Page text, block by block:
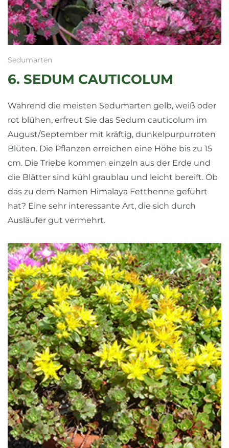
Sedumarten
6. SEDUM CAUTICOLUM
Während die meisten Sedumarten gelb, weiß oder
rot blühen, erfreut Sie das Sedum cauticolum im
August/September mit kräftig, dunkelpurpurroten
Blüten. Die Pflanzen erreichen eine Höhe bis zu 15
cm. Die Triebe kommen einzeln aus der Erde und
die Blätter sind kühl graublau und leicht bereift. Ob
das zu dem Namen Himalaya Fetthenne geführt
hat? Eine sehr interessante Art, die sich durch
Ausläufer gut vermehrt.